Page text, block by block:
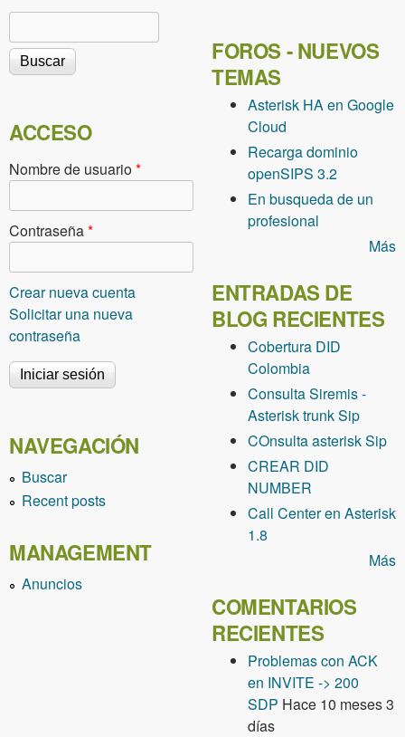
Formulario de búsqueda
ACCESO
Nombre de usuario*
Contraseña*
Crear nueva cuenta
Solicitar una nueva
contraseña
NAVEGACIÓN
Buscar
Recent posts
MANAGEMENT
Anuncios
FOROS - NUEVOS
TEMAS
Asterisk HA en Google
Cloud
Recarga dominio
openSIPS 3.2
En busqueda de un
profesional
Más
ENTRADAS DE
BLOG RECIENTES
Cobertura DID
Colombia
Consulta Siremis -
Asterisk trunk Sip
COnsulta asterisk Sip
CREAR DID
NUMBER
Call Center en Asterisk
1.8
Más
COMENTARIOS
RECIENTES
Problemas con ACK
en INVITE -> 200
SDP Hace 10 meses 3
días